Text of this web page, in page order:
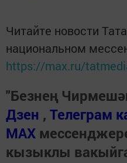
Читайте новости
национальном
https://max.ru/
"Безнең
Дзен , Телеграм
МАХ
кызыклы